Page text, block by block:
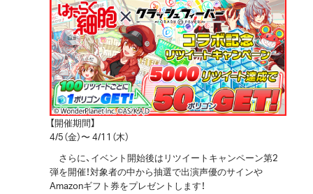
【開催期間】
4/5（金）〜 4/11（木）
さらに、イベント開始後はリツイートキャンペーン第2
弾を開催！対象者の中から抽選で出演声優のサインや
Amazonギフト券をプレゼントします！